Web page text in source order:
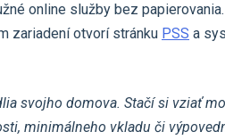
online služby bez
zariadení otvorí stránku PSS a
svojho domova. Stačí si vziať
minimálneho vkladu či